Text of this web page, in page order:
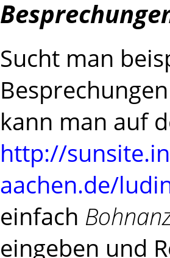
Sucht man
kann man auf
http://
aachen.de/
einfach
eingeben und